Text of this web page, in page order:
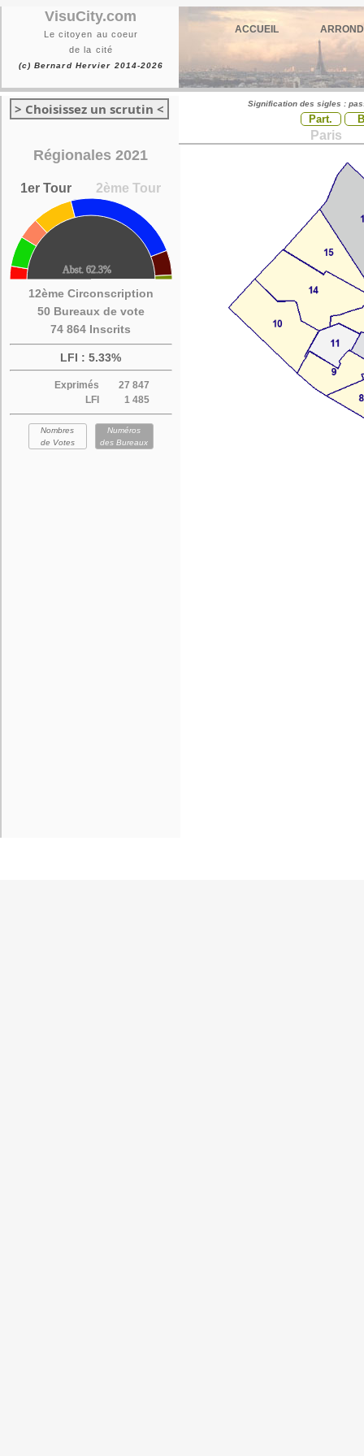
VisuCity.com
Le citoyen au coeur
de la cité
(c) Bernard Hervier 2014-2026
ACCUEIL
> Choisissez un scrutin <
Régionales 2021
1er Tour 2ème Tour
12ème Circonscription
50 Bureaux de vote
74 864 Inscrits
LFI : 5.33%
Exprimés
27 847
LFI
1 485
Nombres
de Votes
Numéros
des Bureaux
Signification des sigles :
Part.
Paris